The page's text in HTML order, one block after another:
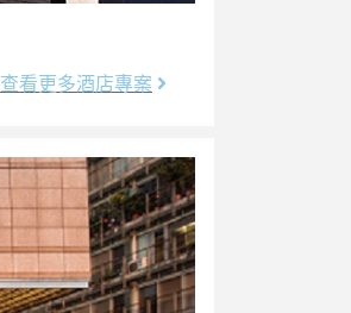
查看更多酒店專案